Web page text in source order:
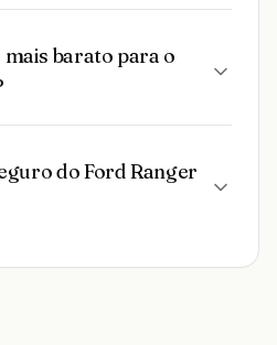
barato para o
do Ford Ranger